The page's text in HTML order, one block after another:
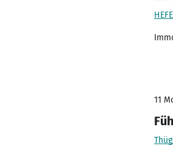
11